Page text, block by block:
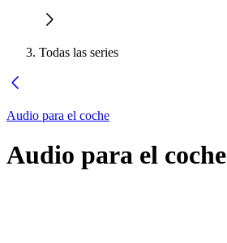
Todas las series
Audio para el coche
Audio para el coche